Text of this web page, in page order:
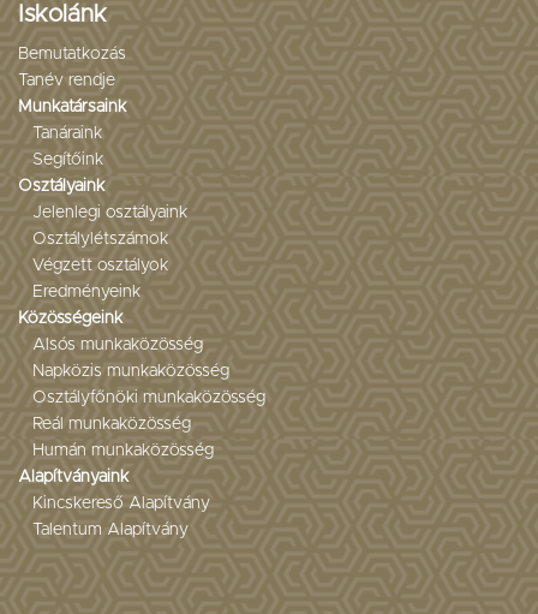
Iskolánk
Bemutatkozás
Tanév rendje
Munkatársaink
Tanáraink
Segítőink
Osztályaink
Jelenlegi osztályaink
Osztálylétszámok
Végzett osztályok
Eredményeink
Közösségeink
Alsós munkaközösség
Napközis munkaközösség
Osztályfőnöki munkaközösség
Reál munkaközösség
Humán munkaközösség
Alapítványaink
Kincskereső Alapítvány
Talentum Alapítvány